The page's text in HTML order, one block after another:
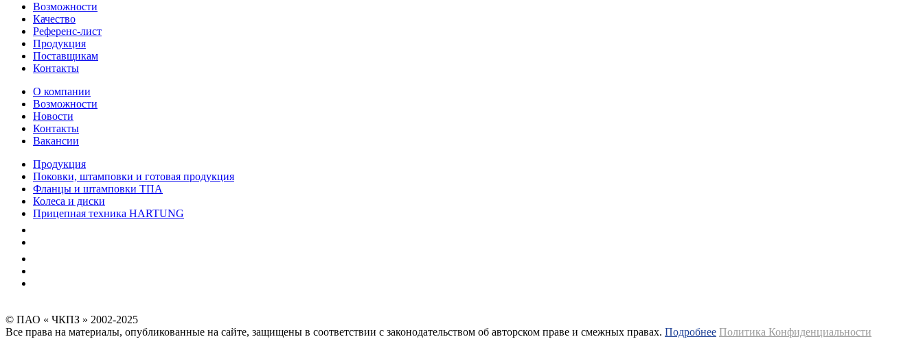
Возможности
Качество
Референс-лист
Продукция
Поставщикам
Контакты
О компании
Возможности
Новости
Контакты
Вакансии
Продукция
Поковки, штамповки и готовая продукция
Фланцы и штамповки ТПА
Колеса и диски
Прицепная техника HARTUNG
© ПАО « ЧКПЗ » 2002-2025
Все права на материалы, опубликованные на сайте, защищены в соответствии с законодательством об авторском праве и смежных правах. Подробнее Политика Конфиденциальности